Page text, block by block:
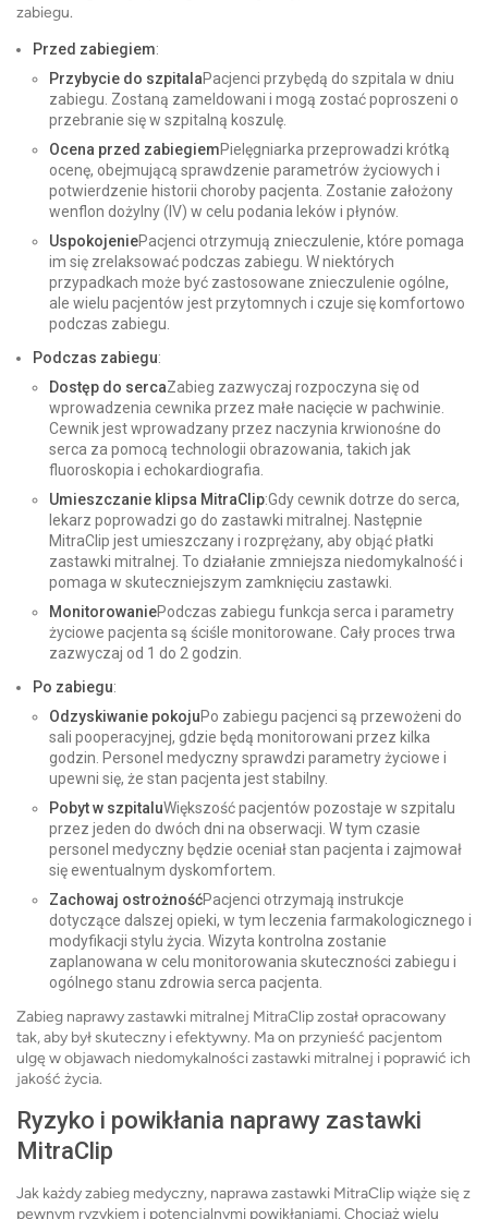
zabiegu.
Przed zabiegiem:
Przybycie do szpitalaPacjenci przybędą do szpitala w dniu
zabiegu. Zostaną zameldowani i mogą zostać poproszeni o
przebranie się w szpitalną koszulę.
Ocena przed zabiegiemPielęgniarka przeprowadzi krótką
ocenę, obejmującą sprawdzenie parametrów życiowych i
potwierdzenie historii choroby pacjenta. Zostanie założony
wenflon dożylny (IV) w celu podania leków i płynów.
UspokojeniePacjenci otrzymują znieczulenie, które pomaga
im się zrelaksować podczas zabiegu. W niektórych
przypadkach może być zastosowane znieczulenie ogólne,
ale wielu pacjentów jest przytomnych i czuje się komfortowo
podczas zabiegu.
Podczas zabiegu:
Dostęp do sercaZabieg zazwyczaj rozpoczyna się od
wprowadzenia cewnika przez małe nacięcie w pachwinie.
Cewnik jest wprowadzany przez naczynia krwionośne do
serca za pomocą technologii obrazowania, takich jak
fluoroskopia i echokardiografia.
Umieszczanie klipsa MitraClip:Gdy cewnik dotrze do serca,
lekarz poprowadzi go do zastawki mitralnej. Następnie
MitraClip jest umieszczany i rozprężany, aby objąć płatki
zastawki mitralnej. To działanie zmniejsza niedomykalność i
pomaga w skuteczniejszym zamknięciu zastawki.
MonitorowaniePodczas zabiegu funkcja serca i parametry
życiowe pacjenta są ściśle monitorowane. Cały proces trwa
zazwyczaj od 1 do 2 godzin.
Po zabiegu:
Odzyskiwanie pokojuPo zabiegu pacjenci są przewożeni do
sali pooperacyjnej, gdzie będą monitorowani przez kilka
godzin. Personel medyczny sprawdzi parametry życiowe i
upewni się, że stan pacjenta jest stabilny.
Pobyt w szpitaluWiększość pacjentów pozostaje w szpitalu
przez jeden do dwóch dni na obserwacji. W tym czasie
personel medyczny będzie oceniał stan pacjenta i zajmował
się ewentualnym dyskomfortem.
Zachowaj ostrożnośćPacjenci otrzymają instrukcje
dotyczące dalszej opieki, w tym leczenia farmakologicznego i
modyfikacji stylu życia. Wizyta kontrolna zostanie
zaplanowana w celu monitorowania skuteczności zabiegu i
ogólnego stanu zdrowia serca pacjenta.
Zabieg naprawy zastawki mitralnej MitraClip został opracowany
tak, aby był skuteczny i efektywny. Ma on przynieść pacjentom
ulgę w objawach niedomykalności zastawki mitralnej i poprawić ich
jakość życia.
Ryzyko i powikłania naprawy zastawki
MitraClip
Jak każdy zabieg medyczny, naprawa zastawki MitraClip wiąże się z
pewnym ryzykiem i potencjalnymi powikłaniami. Chociaż wielu